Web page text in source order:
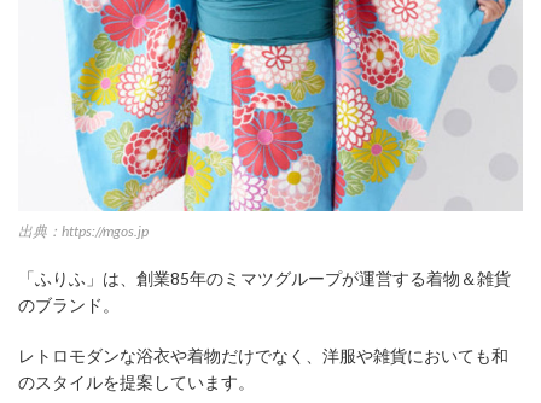
出典：https://mgos.jp
「ふりふ」は、創業85年のミマツグループが運営する着物＆雑貨
のブランド。
レトロモダンな浴衣や着物だけでなく、洋服や雑貨においても和
のスタイルを提案しています。